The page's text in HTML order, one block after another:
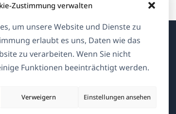
Zustimmung verwalten
um unsere Website und Dienste zu
erlaubt es uns, Daten wie das
zu verarbeiten. Wenn Sie nicht
Funktionen beeinträchtigt werden.
Verweigern Einstellungen ansehen
Über WPML
& Datenschutzrichtlinie
Team beitreten
in